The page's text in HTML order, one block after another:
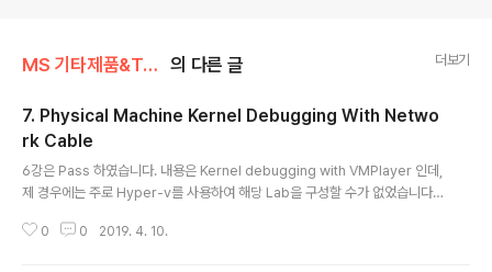
MS 기타제품&Tool/Windbg 의 다른 글 더보기
7. Physical Machine Kernel Debugging With Netwo
rk Cable
6강은 Pass 하였습니다. 내용은 Kernel debugging with VMPlayer 인데,
제 경우에는 주로 Hyper-v를 사용하여 해당 Lab을 구성할 수가 없었습니다.
트만 추가적으로 기록하였습니다. 2019/03/10 - [Windbg] - Windbg. Ne
0 0 2019. 4. 10.